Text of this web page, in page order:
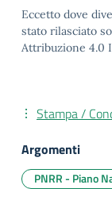
Eccetto dove
stato rilasciato
Attribuzione 4.0
Stampa /
Argomenti
PNRR - Piano